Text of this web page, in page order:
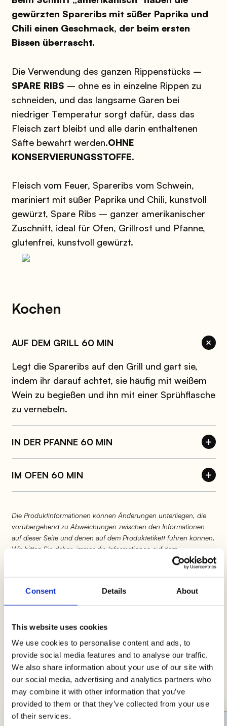
Consent Details About
This website uses cookies
We use cookies to personalise content and ads, to
provide social media features and to analyse our traffic.
We also share information about your use of our site with
our social media, advertising and analytics partners who
may combine it with other information that you’ve
provided to them or that they’ve collected from your use
of their services.
gewürzten Spareribs mit süßer Paprika und
Chili einen Geschmack, der beim ersten
Bissen überrascht.
Die Verwendung des ganzen Rippenstücks –
SPARE RIBS – ohne es in einzelne Rippen zu
schneiden, und das langsame Garen bei
niedriger Temperatur sorgt dafür, dass das
Fleisch zart bleibt und alle darin enthaltenen
Säfte bewahrt werden.OHNE
KONSERVIERUNGSSTOFFE.
Fleisch vom Feuer, Spareribs vom Schwein,
mariniert mit süßer Paprika und Chili, kunstvoll
gewürzt, Spare Ribs – ganzer amerikanischer
Zuschnitt, ideal für Ofen, Grillrost und Pfanne,
glutenfrei, kunstvoll gewürzt.
Kochen
AUF DEM GRILL 60 MIN
Legt die Spareribs auf den Grill und gart sie,
indem ihr darauf achtet, sie häufig mit weißem
Wein zu begießen und ihn mit einer Sprühflasche
zu vernebeln.
IN DER PFANNE 60 MIN
IM OFEN 60 MIN
Die Produktinformationen können Änderungen unterliegen, die
vorübergehend zu Abweichungen zwischen den Informationen
auf dieser Seite und denen auf dem Produktetikett führen können.
Wir bitten Sie daher, immer die Informationen auf dem
Produktetikett vor der Verwendung und dem Verzehr zu
Ideen mit Mariniert
Viel Hunger und wenig Zeit? Hier ist eine
Auswahl an Rezepten, um dir das Leben in der
Küche zu erleichtern!